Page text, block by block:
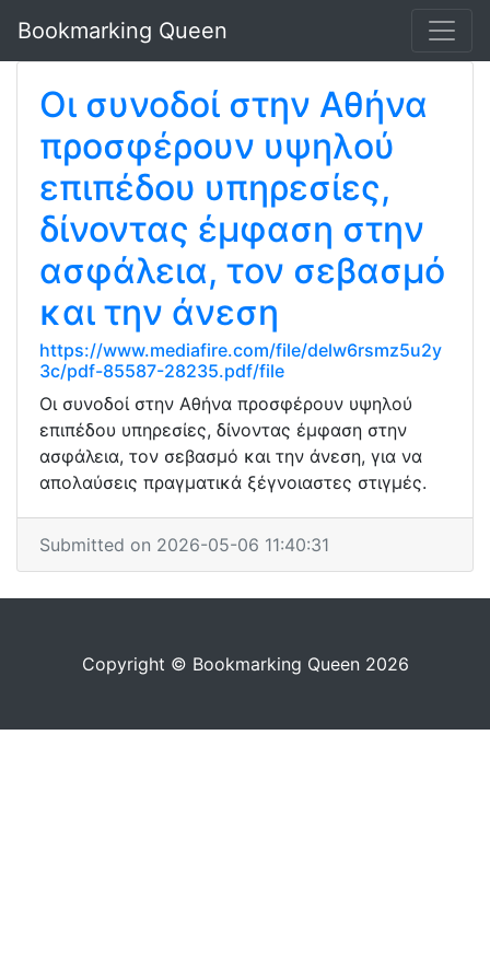
Bookmarking Queen
Οι συνοδοί στην Αθήνα
προσφέρουν υψηλού
επιπέδου υπηρεσίες,
δίνοντας έμφαση στην
ασφάλεια, τον σεβασμό
και την άνεση
https://www.mediafire.com/file/delw6rsmz5u2y
3c/pdf-85587-28235.pdf/file
Οι συνοδοί στην Αθήνα προσφέρουν υψηλού
επιπέδου υπηρεσίες, δίνοντας έμφαση στην
ασφάλεια, τον σεβασμό και την άνεση, για να
απολαύσεις πραγματικά ξέγνοιαστες στιγμές.
Submitted on 2026-05-06 11:40:31
Copyright © Bookmarking Queen 2026